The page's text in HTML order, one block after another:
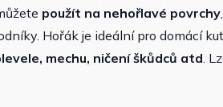
použít na nehořlavé povrchy
Hořák je ideální pro domácí
mechu, ničení škůdců atd.